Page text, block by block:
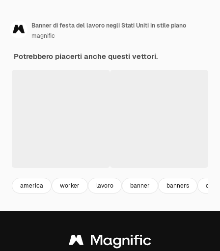
Banner di festa del lavoro negli Stati Uniti in stile piano
magnific
Potrebbero piacerti anche questi vettori.
america worker lavoro banner banners